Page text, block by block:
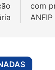
com
ANFIP